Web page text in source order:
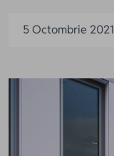
5 Octombrie 2021